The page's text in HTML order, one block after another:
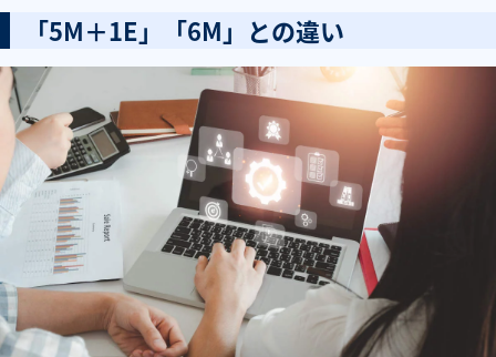
「5M＋1E」「6M」との違い